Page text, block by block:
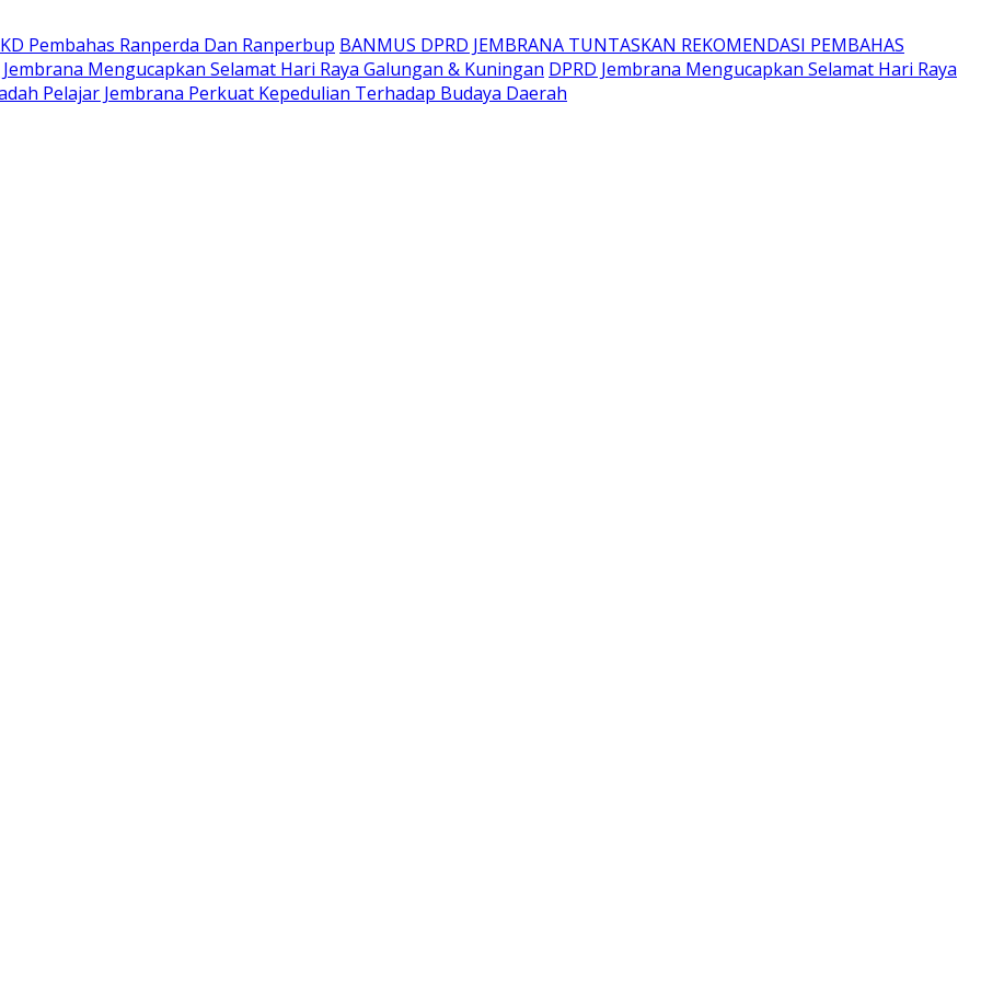
Pembahas Ranperda Dan Ranperbup BANMUS DPRD JEMBRANA TUNTASKAN REKOMENDASI PEMBAHAS
Mengucapkan Selamat Hari Raya Galungan & Kuningan DPRD Jembrana Mengucapkan Selamat Hari Raya
Pelajar Jembrana Perkuat Kepedulian Terhadap Budaya Daerah